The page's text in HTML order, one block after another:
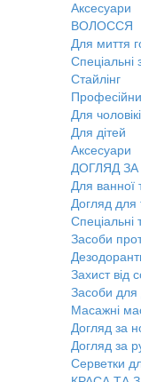
Аксесуари
ВОЛОССЯ
Для миття
Спеціальні
Стайлінг
Для
Для дітей
Аксесуари
ДОГЛЯД
Для ванної
Догляд для
Спеціальні
Засоби
Захист від
Засоби для
Масажні
Догляд за
Догляд за
Серветки